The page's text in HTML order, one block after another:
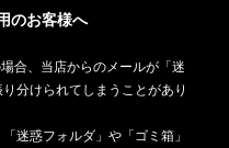
のお客様へ
合、当店からのメールが「迷
分けられてしまうことがあり
迷惑フォルダ」や「ゴミ箱」